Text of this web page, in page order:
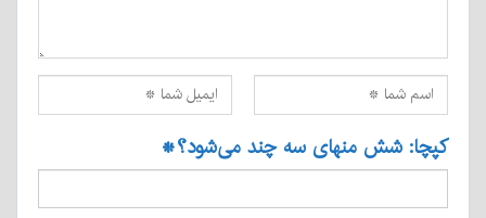
کپچا: شش منهای سه چند می‌شود؟*